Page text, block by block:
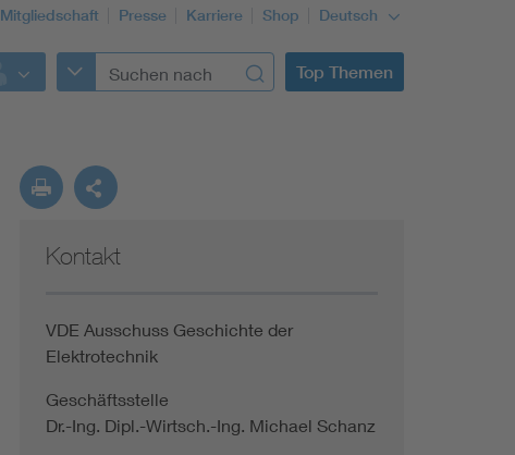
Mitgliedschaft Presse Karriere Shop Deutsch
Top Themen
Kontakt
VDE Ausschuss Geschichte der
Elektrotechnik
Geschäftsstelle
Dr.-Ing. Dipl.-Wirtsch.-Ing. Michael Schanz